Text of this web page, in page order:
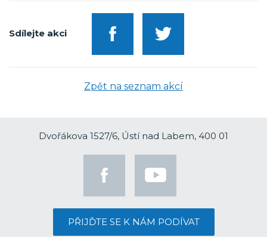
Sdílejte akci
Zpět na seznam akcí
Dvořákova 1527/6, Ústí nad Labem, 400 01
PŘIJĎTE SE K NÁM PODÍVAT